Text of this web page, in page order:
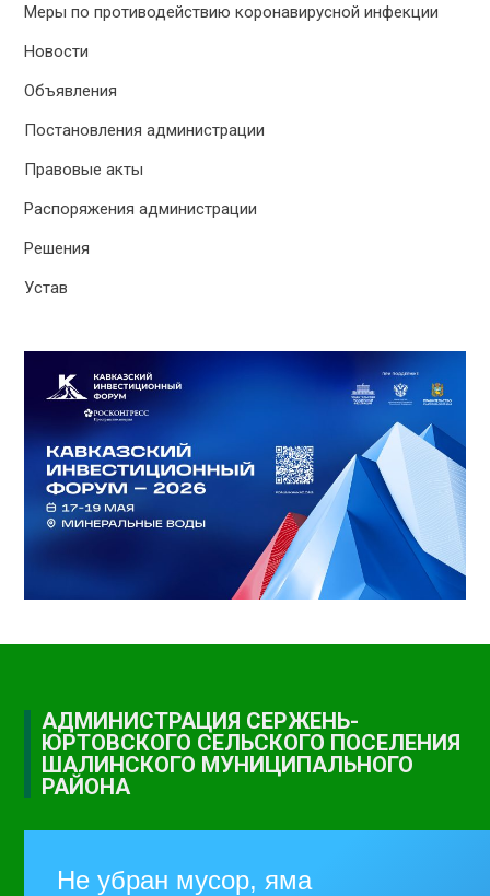
Меры по противодействию коронавирусной инфекции
Новости
Объявления
Постановления администрации
Правовые акты
Распоряжения администрации
Решения
Устав
АДМИНИСТРАЦИЯ СЕРЖЕНЬ-
ЮРТОВСКОГО СЕЛЬСКОГО ПОСЕЛЕНИЯ
ШАЛИНСКОГО МУНИЦИПАЛЬНОГО
РАЙОНА
Не убран мусор, яма